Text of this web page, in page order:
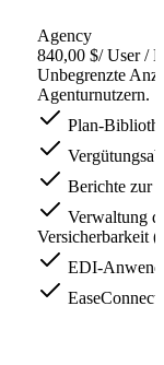
Agency
840,00 $/ User /
Unbegrenzte
Agenturnutzern.
Plan-
Berichte zur
Verwaltung
Versicherbarkeit
EDI-
EaseConnect